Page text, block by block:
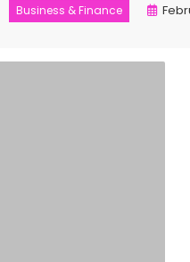
Business & Finance